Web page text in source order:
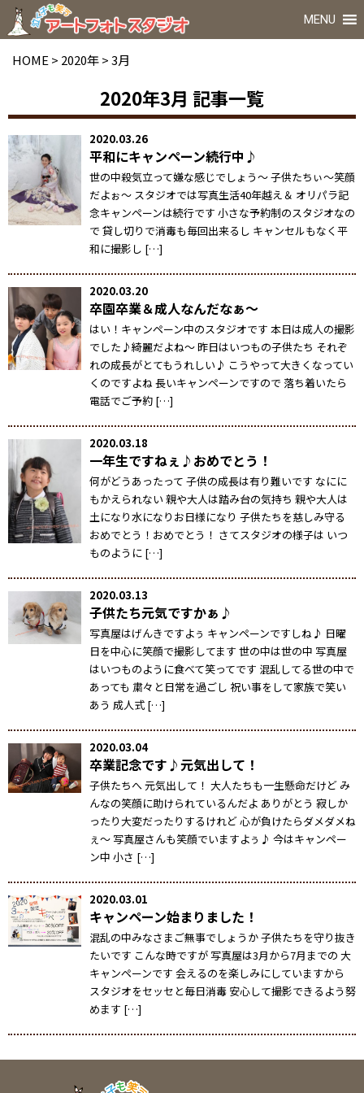
MENU
HOME > 2020年>3月
2020年3月 記事一覧
2020.03.26
平和にキャンペーン続行中♪
世の中殺気立って嫌な感じでしょう～ 子供たちぃ～笑顔
だよぉ～ スタジオでは写真生活40年越え＆ オリパラ記
念キャンペーンは続行です 小さな予約制のスタジオなの
で 貸し切りで消毒も毎回出来るし キャンセルもなく平
和に撮影し […]
2020.03.20
卒園卒業＆成人なんだなぁ～
はい！キャンペーン中のスタジオです 本日は成人の撮影
でした♪綺麗だよね～ 昨日はいつもの子供たち それぞ
れの成長がとてもうれしい♪ こうやって大きくなってい
くのですよね 長いキャンペーンですので 落ち着いたら
電話でご予約 […]
2020.03.18
一年生ですねぇ♪おめでとう！
何がどうあったって 子供の成長は有り難いです なにに
もかえられない 親や大人は踏み台の気持ち 親や大人は
土になり水になりお日様になり 子供たちを慈しみ守る
おめでとう！おめでとう！ さてスタジオの様子は いつ
ものように […]
2020.03.13
子供たち元気ですかぁ♪
写真屋はげんきですよぅ キャンペーンですしね♪ 日曜
日を中心に笑顔で撮影してます 世の中は世の中 写真屋
はいつものように食べて笑ってです 混乱してる世の中で
あっても 粛々と日常を過ごし 祝い事をして家族で笑い
あう 成人式 […]
2020.03.04
卒業記念です♪元気出して！
子供たちへ 元気出して！ 大人たちも一生懸命だけど み
んなの笑顔に助けられているんだよ ありがとう 寂しか
ったり大変だったりするけれど 心が負けたらダメダメね
ぇ～ 写真屋さんも笑顔でいますよぅ♪ 今はキャンペー
ン中 小さ […]
2020.03.01
キャンペーン始まりました！
混乱の中みなさまご無事でしょうか 子供たちを守り抜き
たいです こんな時ですが 写真屋は3月から7月までの 大
キャンペーンです 会えるのを楽しみにしていますから
スタジオをセッセと毎日消毒 安心して撮影できるよう努
めます […]